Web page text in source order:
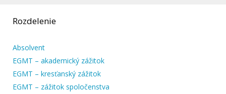
Rozdelenie
Absolvent
EGMT – akademický zážitok
EGMT – kresťanský zážitok
EGMT – zážitok spoločenstva